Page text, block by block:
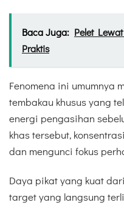
Baca Juga: Pelet
Praktis
Fenomena ini umumnya
tembakau khusus yang
energi pengasihan
khas tersebut,
dan mengunci fokus
Daya pikat yang kuat
target yang langsung